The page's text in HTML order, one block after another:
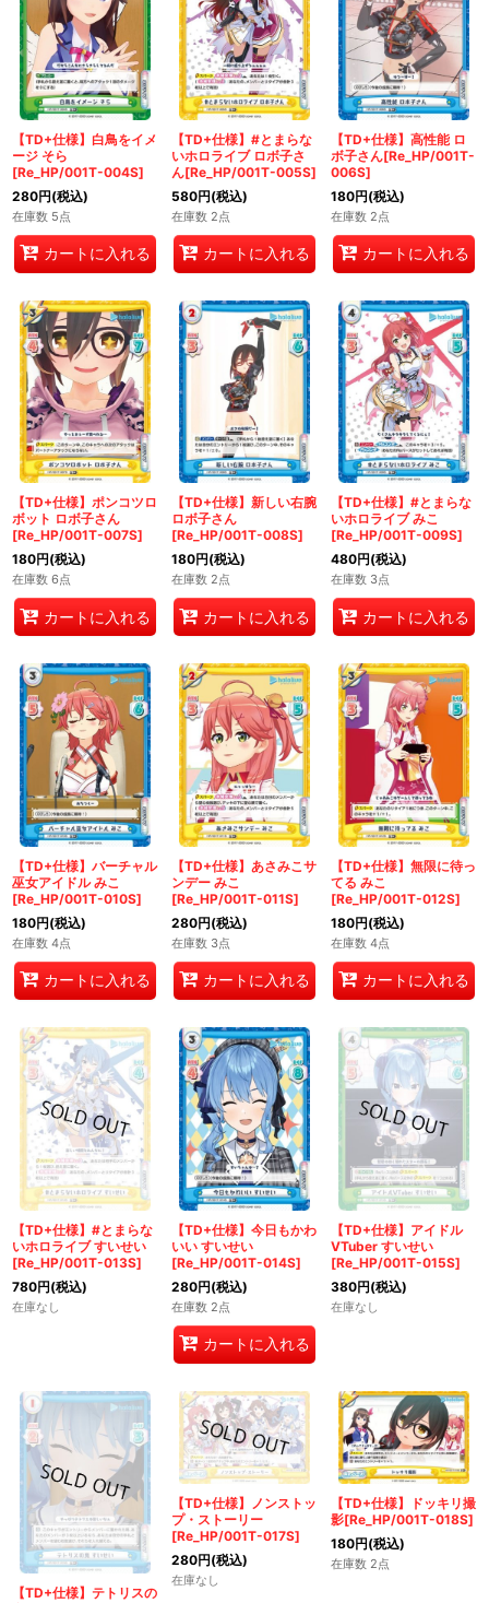
【TD+仕様】白鳥をイメ
ージ そら
[Re_HP/001T-004S]
280円(税込)
在庫数 5点
カートに入れる
【TD+仕様】#とまらな
いホロライブ ロボ子さ
ん[Re_HP/001T-005S]
580円(税込)
在庫数 2点
カートに入れる
【TD+仕様】高性能 ロ
ボ子さん[Re_HP/001T-
006S]
180円(税込)
在庫数 2点
カートに入れる
【TD+仕様】ポンコツロ
ボット ロボ子さん
[Re_HP/001T-007S]
180円(税込)
在庫数 6点
カートに入れる
【TD+仕様】新しい右腕
ロボ子さん
[Re_HP/001T-008S]
180円(税込)
在庫数 2点
カートに入れる
【TD+仕様】#とまらな
いホロライブ みこ
[Re_HP/001T-009S]
480円(税込)
在庫数 3点
カートに入れる
【TD+仕様】バーチャル
巫女アイドル みこ
[Re_HP/001T-010S]
180円(税込)
在庫数 4点
カートに入れる
【TD+仕様】あさみこサ
ンデー みこ
[Re_HP/001T-011S]
280円(税込)
在庫数 3点
カートに入れる
【TD+仕様】無限に待っ
てる みこ
[Re_HP/001T-012S]
180円(税込)
在庫数 4点
カートに入れる
【TD+仕様】#とまらな
いホロライブ すいせい
[Re_HP/001T-013S]
780円(税込)
在庫なし
【TD+仕様】今日もかわ
いい すいせい
[Re_HP/001T-014S]
280円(税込)
在庫数 2点
カートに入れる
【TD+仕様】アイドル
VTuber すいせい
[Re_HP/001T-015S]
380円(税込)
在庫なし
【TD+仕様】テトリスの
【TD+仕様】ノンストッ
プ・ストーリー
[Re_HP/001T-017S]
280円(税込)
在庫なし
【TD+仕様】ドッキリ撮
影[Re_HP/001T-018S]
180円(税込)
在庫数 2点